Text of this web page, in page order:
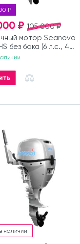
₽
105 000 ₽
₽
мотор Seanovo
без бака (6 л.с., 4
наличии